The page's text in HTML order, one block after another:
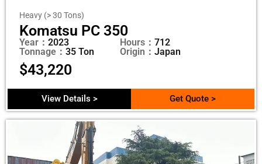
Heavy (> 30 Tons)
Komatsu PC 350
Year： 2023
Tonnage： 35 Ton
Hours： 712
Origin： Japan
$43,220
View Details > Get Quote >